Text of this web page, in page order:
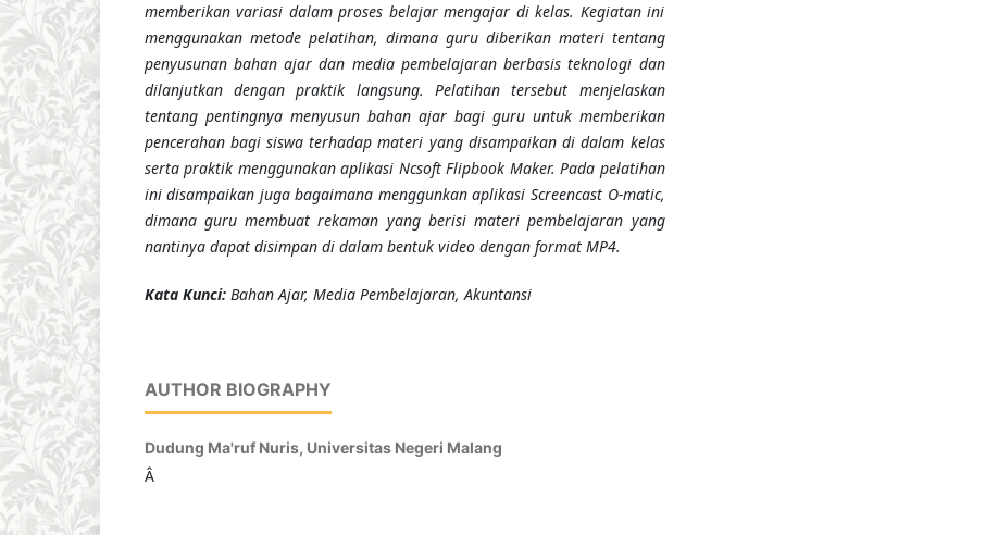
memberikan variasi dalam proses belajar mengajar di kelas. Kegiatan ini
menggunakan metode pelatihan, dimana guru diberikan materi tentang
penyusunan bahan ajar dan media pembelajaran berbasis teknologi dan
dilanjutkan dengan praktik langsung. Pelatihan tersebut menjelaskan
tentang pentingnya menyusun bahan ajar bagi guru untuk memberikan
pencerahan bagi siswa terhadap materi yang disampaikan di dalam kelas
serta praktik menggunakan aplikasi Ncsoft Flipbook Maker. Pada pelatihan
ini disampaikan juga bagaimana menggunkan aplikasi Screencast O-matic,
dimana guru membuat rekaman yang berisi materi pembelajaran yang
nantinya dapat disimpan di dalam bentuk video dengan format MP4.
Kata Kunci: Bahan Ajar, Media Pembelajaran, Akuntansi
AUTHOR BIOGRAPHY
Dudung Ma'ruf Nuris, Universitas Negeri Malang
Â